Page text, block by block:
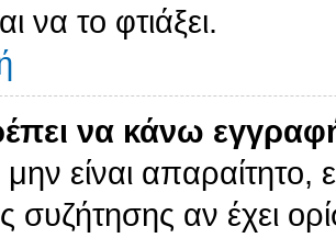
να το φτιάξει.
να κάνω
είναι απαραίτητο,
συζήτησης αν έχει